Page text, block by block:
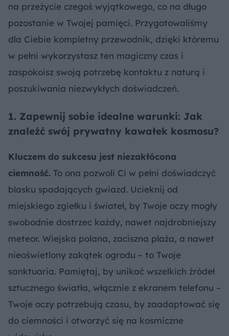
na przeżycie czegoś wyjątkowego, co na długo
pozostanie w Twojej pamięci. Przygotowaliśmy
dla Ciebie kompletny przewodnik, dzięki któremu
w pełni wykorzystasz ten magiczny czas i
zaspokoisz swoją potrzebę kontaktu z naturą i
poszukiwania niezwykłych doświadczeń.
1. Zapewnij sobie idealne warunki: Jak
znaleźć swój prywatny kawałek kosmosu?
Kluczem do sukcesu jest niezakłócona
ciemność. To ona pozwoli Ci w pełni doświadczyć
blasku spadających gwiazd. Ucieknij od
miejskiego zgiełku i świateł, by Twoje oczy mogły
swobodnie dostrzec każdy, nawet najdrobniejszy
meteor. Wiejska polana, zaciszna plaża, a nawet
nieoświetlony zakątek ogrodu – to Twoje
sanktuaria. Pamiętaj, by unikać wszelkich źródeł
sztucznego światła, włącznie z ekranem telefonu –
Twoje oczy potrzebują czasu, by zaadaptować się
do ciemności i otworzyć się na kosmiczne